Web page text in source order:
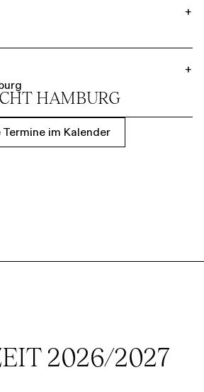
+
HAMBURG
+
Termine im Kalender
2026/2027